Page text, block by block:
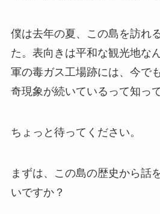
僕は去年の夏、この島を訪れ
た。表向きは平和な観光地な
軍の毒ガス工場跡には、今で
奇現象が続いているって知っ
ちょっと待ってください。
まずは、この島の歴史から話
いですか？